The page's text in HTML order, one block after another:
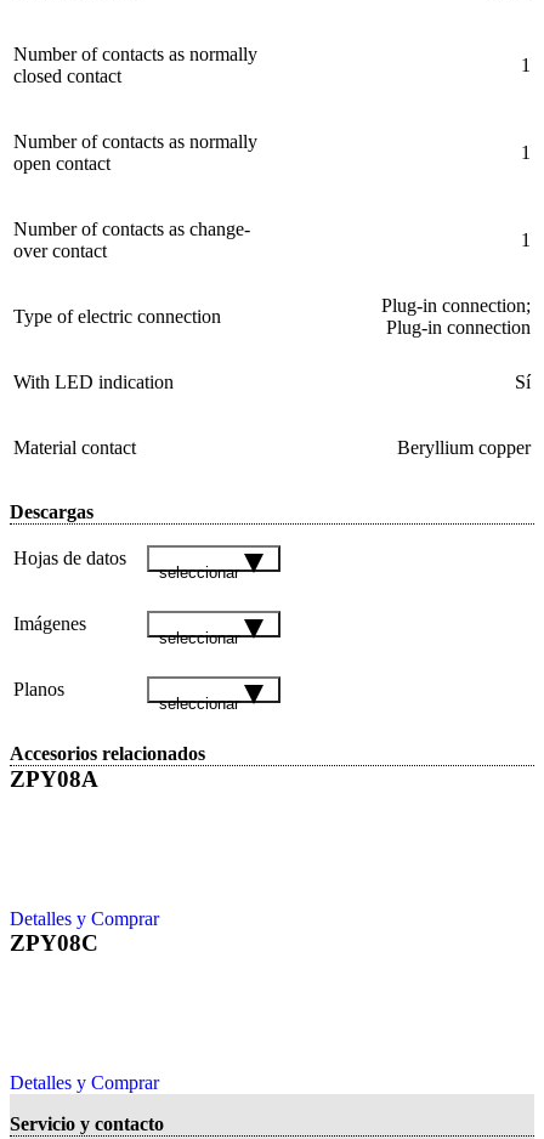
Number of contacts as normally
closed contact
1
Number of contacts as normally
open contact
1
Number of contacts as change-
over contact
1
Type of electric connection
Plug-in connection;
Plug-in connection
With LED indication Sí
Material contact Beryllium copper
Descargas
Hojas de datos
seleccionar
Imágenes
seleccionar
Planos
seleccionar
Accesorios relacionados
ZPY08A
Detalles y Comprar
ZPY08C
Detalles y Comprar
Servicio y contacto